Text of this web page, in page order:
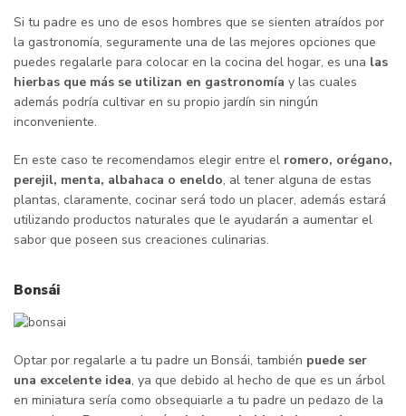
Si tu padre es uno de esos hombres que se sienten atraídos por
la gastronomía, seguramente una de las mejores opciones que
puedes regalarle para colocar en la cocina del hogar, es una las
hierbas que más se utilizan en gastronomía y las cuales
además podría cultivar en su propio jardín sin ningún
inconveniente.
En este caso te recomendamos elegir entre el romero, orégano,
perejil, menta, albahaca o eneldo, al tener alguna de estas
plantas, claramente, cocinar será todo un placer, además estará
utilizando productos naturales que le ayudarán a aumentar el
sabor que poseen sus creaciones culinarias.
Bonsái
Optar por regalarle a tu padre un Bonsái, también puede ser
una excelente idea, ya que debido al hecho de que es un árbol
en miniatura sería como obsequiarle a tu padre un pedazo de la